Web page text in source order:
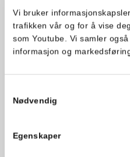
Vi bruker
trafikken vår og for å vise
som Youtube. Vi samler
informasjon og
Nødvendig
Egenskaper
1 agurk
1 grønn chili
2 stilker mynte
2 lime (saften)
0.5 ts pepper